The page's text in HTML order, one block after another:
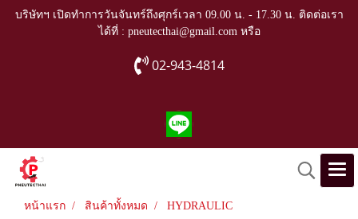
บริษัทฯ เปิดทำการวันจันทร์ถึงศุกร์เวลา 09.00 น. - 17.30 น. ติดต่อเรา
ได้ที่ : pneutecthai@gmail.com หรือ
02-943-4814
หน้าแรก สินค้าทั้งหมด HYDRAULIC